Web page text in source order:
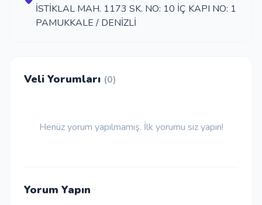
Okul Ekle
İSTİKLAL MAH. 1173 SK. NO: 10 İÇ KAPI NO: 1
PAMUKKALE / DENİZLİ
Veli Yorumları (0)
Henüz yorum yapılmamış. İlk yorumu siz yapın!
Yorum Yapın